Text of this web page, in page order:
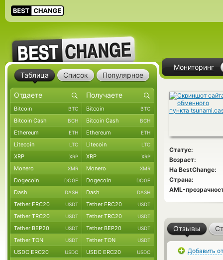
Мониторинг
Статус:
Возраст:
На BestChange:
Страна:
AML-
Отзывы
Добавить
Таблица Список Популярное
Bitcoin BTC Bitcoin BTC
Bitcoin Cash BCH Bitcoin Cash BCH
Ethereum ETH Ethereum ETH
Litecoin LTC Litecoin LTC
XRP XRP XRP XRP
Monero XMR Monero XMR
Dogecoin DOGE Dogecoin DOGE
Dash DASH Dash DASH
Tether ERC20 USDT Tether ERC20 USDT
Tether TRC20 USDT Tether TRC20 USDT
Tether BEP20 USDT Tether BEP20 USDT
Tether TON USDT Tether TON USDT
USDC ERC20 USDC USDC ERC20 USDC